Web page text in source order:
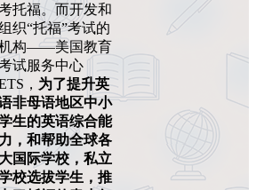
托福。而开发和
织“托福”考试的
构——美国教育
试服务中心
， 为了提升英
非母语地区中小
生的英语综合能
力，和帮助全球各
大国际学校，私立
校选拔学生，推